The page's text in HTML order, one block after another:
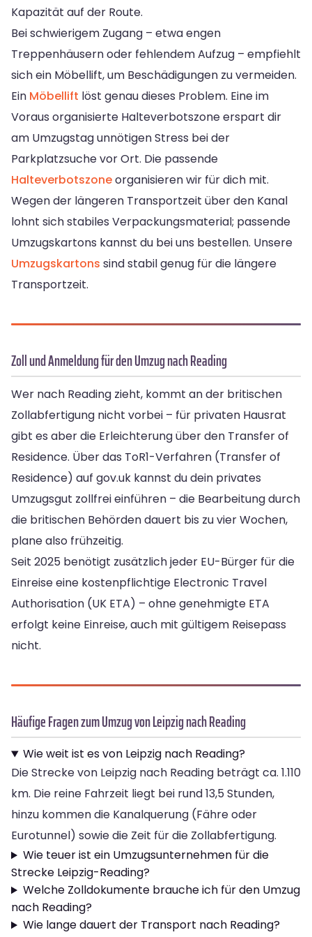
Kapazität auf der Route.
Bei schwierigem Zugang – etwa engen
Treppenhäusern oder fehlendem Aufzug – empfiehlt
sich ein Möbellift, um Beschädigungen zu vermeiden.
Ein Möbellift löst genau dieses Problem. Eine im
Voraus organisierte Halteverbotszone erspart dir
am Umzugstag unnötigen Stress bei der
Parkplatzsuche vor Ort. Die passende
Halteverbotszoneorganisieren wir für dich mit.
Wegen der längeren Transportzeit über den Kanal
lohnt sich stabiles Verpackungsmaterial; passende
Umzugskartons kannst du bei uns bestellen. Unsere
Umzugskartons sind stabil genug für die längere
Transportzeit.
Zoll und Anmeldung für den Umzug nach Reading
Wer nach Reading zieht, kommt an der britischen
Zollabfertigung nicht vorbei – für privaten Hausrat
gibt es aber die Erleichterung über den Transfer of
Residence. Über das ToR1-Verfahren (Transfer of
Residence) auf gov.uk kannst du dein privates
Umzugsgut zollfrei einführen – die Bearbeitung durch
die britischen Behörden dauert bis zu vier Wochen,
plane also frühzeitig.
Seit 2025 benötigt zusätzlich jeder EU-Bürger für die
Einreise eine kostenpflichtige Electronic Travel
Authorisation (UK ETA) – ohne genehmigte ETA
erfolgt keine Einreise, auch mit gültigem Reisepass
nicht.
Häufige Fragen zum Umzug von Leipzig nach Reading
Wie weit ist es von Leipzig nach Reading?
Die Strecke von Leipzig nach Reading beträgt ca. 1.110
km. Die reine Fahrzeit liegt bei rund 13,5 Stunden,
hinzu kommen die Kanalquerung (Fähre oder
Eurotunnel) sowie die Zeit für die Zollabfertigung.
Wie teuer ist ein Umzugsunternehmen für die
Strecke Leipzig-Reading?
Welche Zolldokumente brauche ich für den Umzug
nach Reading?
Wie lange dauert der Transport nach Reading?